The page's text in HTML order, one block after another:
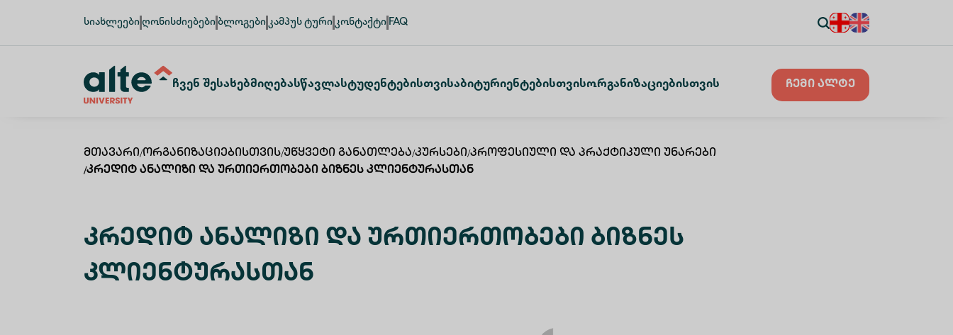
სიახლეები ღონისძიებები ბლოგები კამპუს ტური კონტაქტი FAQ
Ჩვენ ᲨესახებᲛიღებაᲡწავლაᲡტუდენტებისთვისᲐბიტურიენტებისთვისᲝრგანიზაციებისთვის ჩემი ალტე
Მთავარი/Ორგანიზაციებისთვის/Უწყვეტი Განათლება/Კურსები/Პროფესიული Და Პრაქტიკული Უნარები
/Კრედიტ Ანალიზი Და Ურთიერთობები Ბიზნეს Კლიენტურასთან
Კრედიტ Ანალიზი Და Ურთიერთობები Ბიზნეს
Კლიენტურასთან